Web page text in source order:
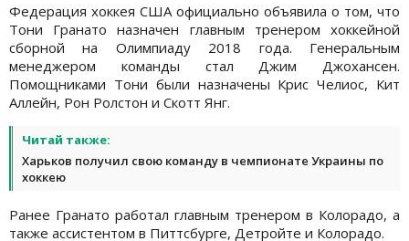
Федерация хоккея США официально объявила о том, что
Тони Гранато назначен главным тренером хоккейной
сборной на Олимпиаду 2018 года. Генеральным
менеджером команды стал Джим Джохансен.
Помощниками Тони были назначены Крис Челиос, Кит
Аллейн, Рон Ролстон и Скотт Янг.
Читай также:
Харьков получил свою команду в чемпионате Украины по
хоккею
Ранее Гранато работал главным тренером в Колорадо, а
также ассистентом в Питтсбурге, Детройте и Колорадо.